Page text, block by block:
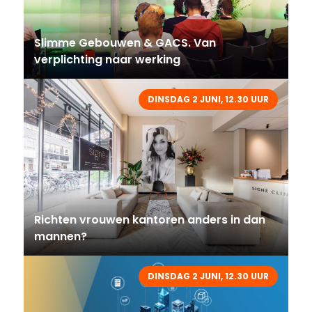
Slimme Gebouwen & GACS. Van
verplichting naar werking
DINSDAG 2 JUNI, 12.30 UUR
Richten vrouwen kantoren anders in dan
mannen?
DINSDAG 2 JUNI, 12.30 UUR